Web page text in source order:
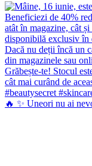
🔥 ✨ Uneori nu ai